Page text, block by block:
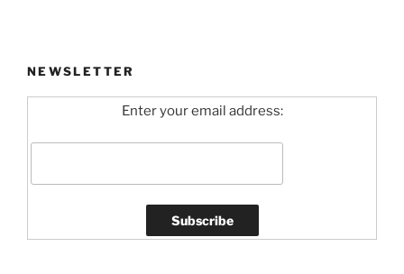
NEWSLETTER
Enter your email address: